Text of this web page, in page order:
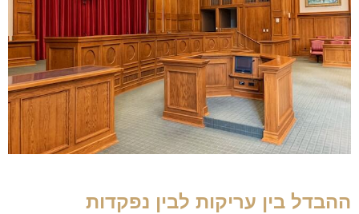
ההבדל בין עריקות לבין נפקדות